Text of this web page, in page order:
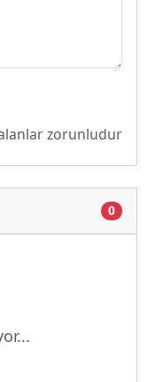
zorunludur
0